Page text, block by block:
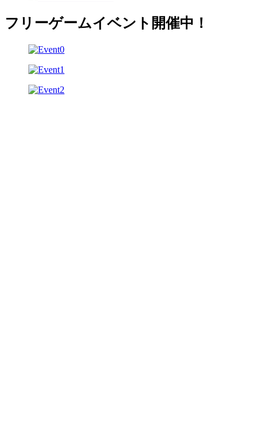
フリーゲームイベント開催中！